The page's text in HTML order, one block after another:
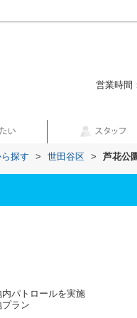
営業時間
探す > 世田谷区 > 芦花公
パトロールを実施
ラン